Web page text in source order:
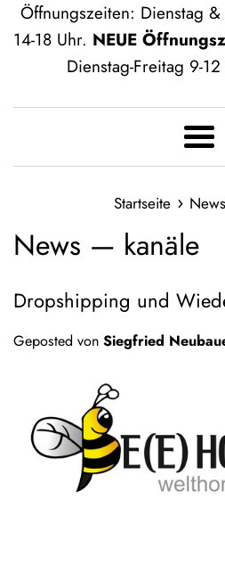
Öffnungszeiten: Dienstag
14-18 Uhr. NEUE
Dienstag-Freitag 9-
Startseite › News
News — kanäle
Dropshipping und
Geposted von Siegfried